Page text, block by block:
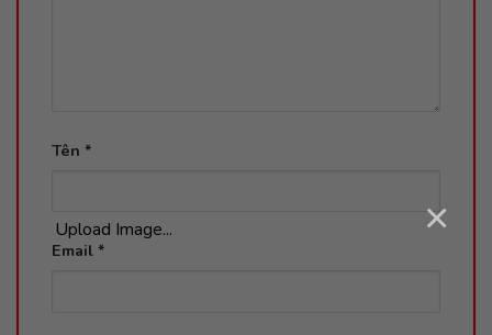
Upload Image... ×
Tên *
Email *